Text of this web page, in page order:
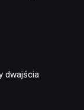
dwajścia